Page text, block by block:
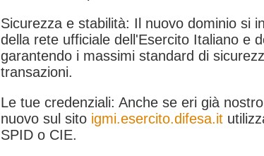
Sicurezza e stabilità: Il nuovo dominio si
della rete ufficiale dell'Esercito Italiano e
garantendo i massimi standard di
transazioni.
Le tue credenziali: Anche se eri già
nuovo sul sito igmi.esercito.difesa.it
SPID o CIE.